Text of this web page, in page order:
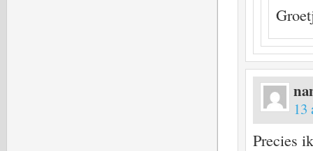
13
Precies